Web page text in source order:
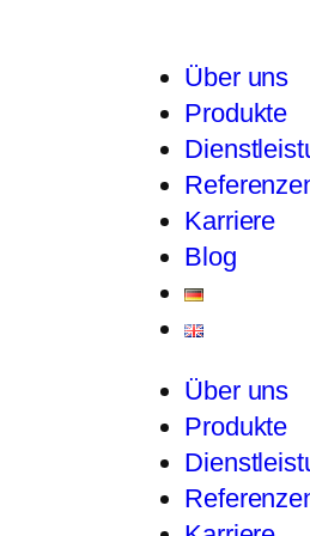
Über uns
Produkte
Karriere
Blog
Über uns
Produkte